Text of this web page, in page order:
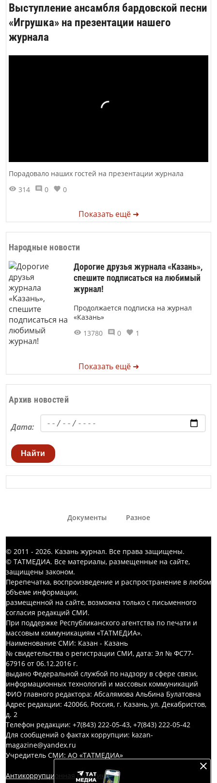
Выступление ансамбля бардовской песни
«Игрушка» на презентации нашего
журнала
Порадовало наших гостей на презентации журнала
314
0 0
Показать ещё ➜
Народные новости
Дорогие друзья журнала «Казань»,
спешите подписаться на любимый
журнал!
Продолжается подписка на журнал
«Казань»
13780
0 1
Показать ещё ➜
Архив новостей
Дата:
Найти
Документы Разное
© 2011 - 2026. Казань журнал. Все права защищены.
© ТАТМЕДИА. Все материалы, размещенные на сайте,
защищены законом.
Перепечатка, воспроизведение и распространение в любом
объеме информации,
размещенной на сайте, возможна только с письменного
согласия редакций СМИ.
При поддержке Республиканского агентства по печати и
массовым коммуникациям «ТАТМЕДИА».
Наименование СМИ: Казан - Казань
№ свидетельства о регистрации СМИ, дата: Эл № ФС77-
67916 от 06.12.2016 г.
выдано Федеральной службой по надзору в сфере связи,
информационных технологий и массовых коммуникаций
ФИО главного редактора: Абсалямова Альбина Булатовна
Адрес редакции: 420066, Россия, г. Казань, ул. Декабристов,
д. 2
Телефон редакции: +7(843) 222-05-43, +7(843) 222-05-42
Для сообщений о фактах коррупции: kazan-
magazine@yandex.ru
Учредитель СМИ: АО «ТАТМЕДИА»
Антикоррупционная политика